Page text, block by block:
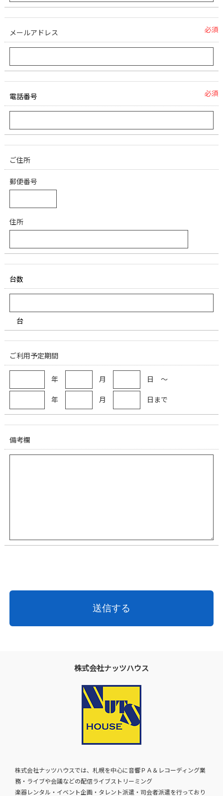
メールアドレス 必須
電話番号 必須
ご住所
郵便番号
住所
台数
台
ご利用予定期間
年 月 日 ～
年 月 日まで
備考欄
株式会社ナッツハウス
株式会社ナッツハウスでは、札幌を中心に音響ＰＡ＆レコーディング業
務・ライブや会議などの配信ライブストリーミング
楽器レンタル・イベント企画・タレント派遣・司会者派遣を行っており